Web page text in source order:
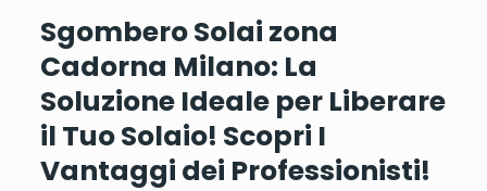
Sgombero Solai zona
Cadorna Milano: La
Soluzione Ideale per Liberare
il Tuo Solaio! Scopri I
Vantaggi dei Professionisti!